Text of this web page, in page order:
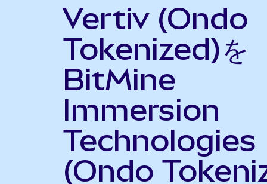
Vertiv (Ondo
Tokenized)を
BitMine
Immersion
Technologies
(Ondo